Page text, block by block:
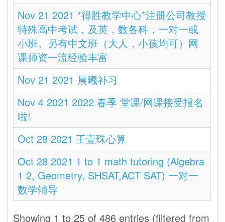
Nov 21 2021 *得胜教学中心*注册公司教授
特殊高中考试，及英，数各科，一对一或
小班。另有中文班（大人，小孩均可）网
课师资一流经验丰富
Nov 21 2021 晨曦补习
Nov 4 2021 2022 春季 堂课/网课接受报名
啦!
Oct 28 2021 王壹珠心算
Oct 28 2021 1 to 1 math tutoring (Algebra
1 2, Geometry, SHSAT,ACT SAT) 一对一
数学辅导
Showing 1 to 25 of 486 entries (filtered from